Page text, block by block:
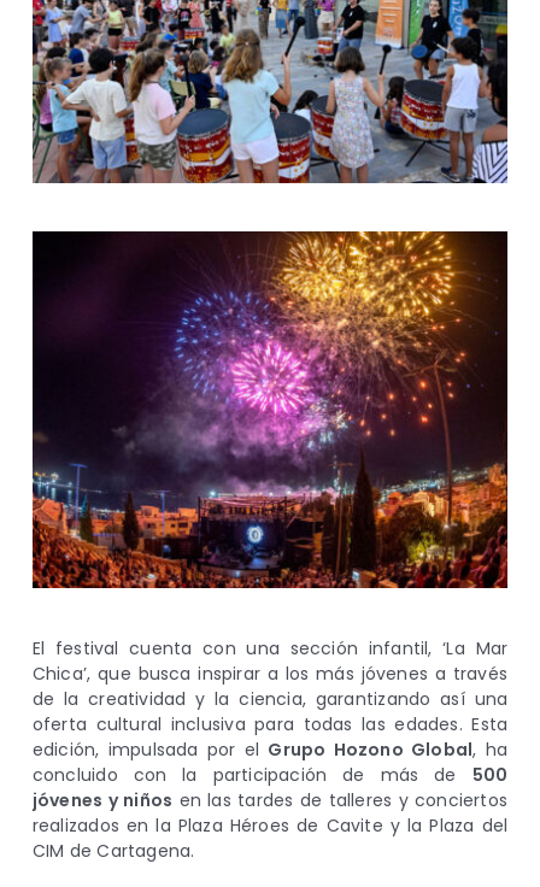
El festival cuenta con una sección infantil, ‘La Mar
Chica’, que busca inspirar a los más jóvenes a través
de la creatividad y la ciencia, garantizando así una
oferta cultural inclusiva para todas las edades. Esta
edición, impulsada por el Grupo Hozono Global, ha
concluido con la participación de más de 500
jóvenes y niños en las tardes de talleres y conciertos
realizados en la Plaza Héroes de Cavite y la Plaza del
CIM de Cartagena.